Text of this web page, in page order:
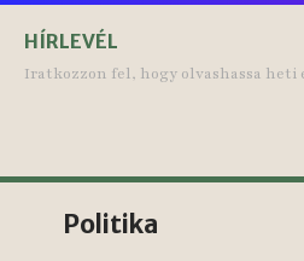
HÍRLEVÉL
Iratkozzon fel, hogy olvashassa
Politika